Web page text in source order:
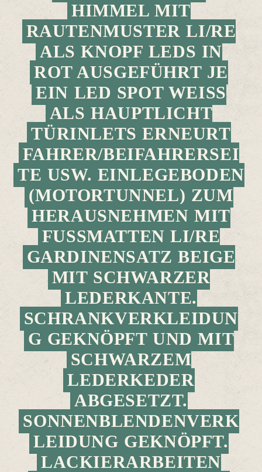
HIMMEL MIT
RAUTENMUSTER LI/RE
ALS KNOPF LEDS IN
ROT AUSGEFÜHRT JE
EIN LED SPOT WEISS A
LS HAUPTLICHT T
ÜRINLETS ERNEURT F
AHRER/BEIFAHRERSEIT
E USW. EINLEGEBODEN (
MOTORTUNNEL) ZUM H
ERAUSNEHMEN MIT F
USSMATTEN LI/RE GA
RDINENSATZ BEIGE MI
T SCHWARZER LE
DERKANTE. SC
HRANKVERKLEIDUNG
GEKNÖPFT UND MIT SC
HWARZEM LE
DERKEDER AB
GESETZT. SO
NNENBLENDENVERKLE
IDUNG GEKNÖPFT. LA
CKIERARBEITEN WU